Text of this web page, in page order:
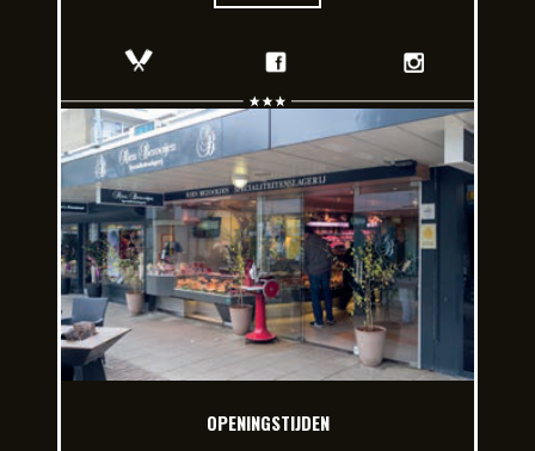
OPENINGSTIJDEN